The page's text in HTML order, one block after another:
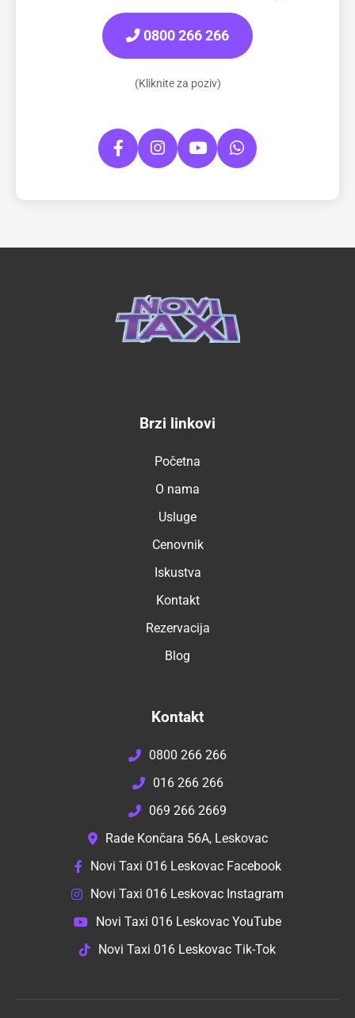
0800 266 266
(Kliknite za poziv)
Brzi linkovi
Početna
O nama
Usluge
Cenovnik
Iskustva
Kontakt
Rezervacija
Blog
Kontakt
0800 266 266
016 266 266
069 266 2669
Rade Končara 56A, Leskovac
Novi Taxi 016 Leskovac Facebook
Novi Taxi 016 Leskovac Instagram
Novi Taxi 016 Leskovac YouTube
Novi Taxi 016 Leskovac Tik-Tok